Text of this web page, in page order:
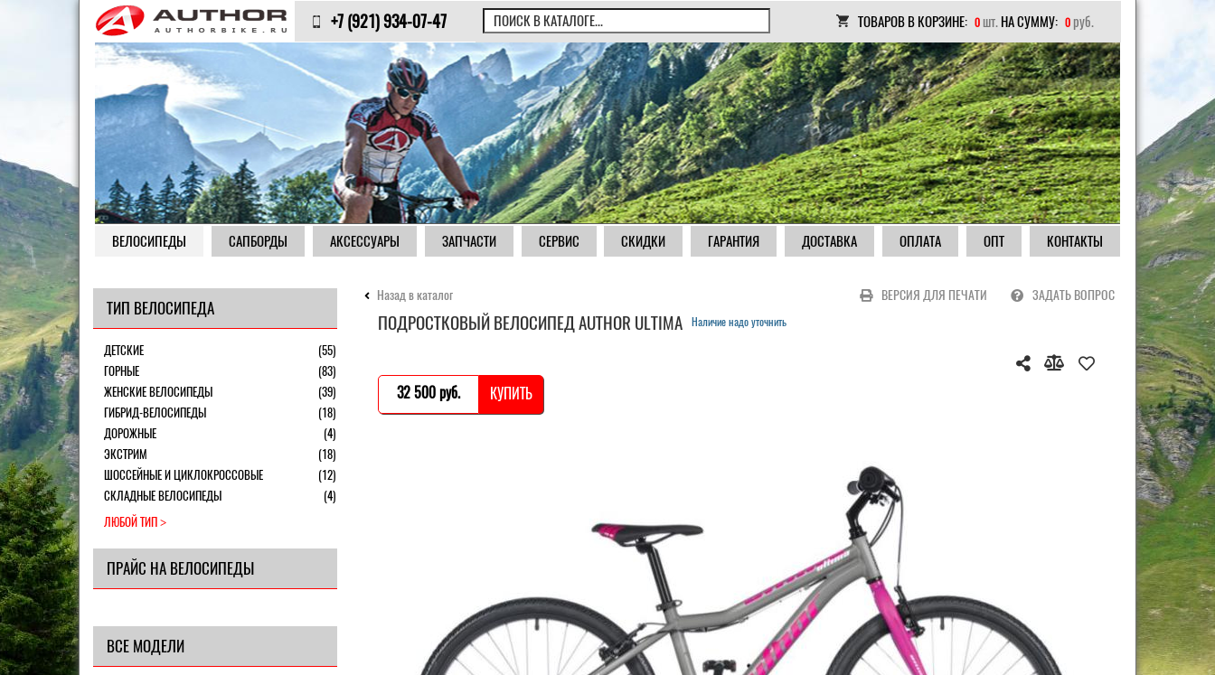
+7 (921) 934-07-47 ТОВАРОВ В КОРЗИНЕ: 0 шт. НА СУММУ: 0 руб.
ВЕЛОСИПЕДЫ САПБОРДЫ АКСЕССУАРЫ ЗАПЧАСТИ СЕРВИС СКИДКИ ГАРАНТИЯ ДОСТАВКА ОПЛАТА ОПТ КОНТАКТЫ
Назад в каталог ВЕРСИЯ ДЛЯ ПЕЧАТИ ЗАДАТЬ ВОПРОС
ПОДРОСТКОВЫЙ ВЕЛОСИПЕД AUTHOR ULTIMA Наличие надо уточнить
32 500 pуб. КУПИТЬ
ТИП ВЕЛОСИПЕДА
ДЕТСКИЕ
(55)
ГОРНЫЕ
(83)
ЖЕНСКИЕ ВЕЛОСИПЕДЫ
(39)
ГИБРИД-ВЕЛОСИПЕДЫ
(18)
ДОРОЖНЫЕ
(4)
ЭКСТРИМ
(18)
ШОССЕЙНЫЕ И ЦИКЛОКРОССОВЫЕ
(12)
СКЛАДНЫЕ ВЕЛОСИПЕДЫ
(4)
ЛЮБОЙ ТИП
ПРАЙС НА ВЕЛОСИПЕДЫ
ВСЕ МОДЕЛИ